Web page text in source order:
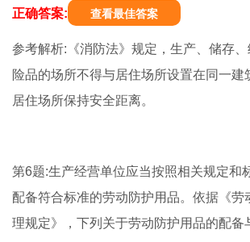
正确答案: 查看最佳答案
参考解析:《消防法》规定，生产、储存
险品的场所不得与居住场所设置在同一建
居住场所保持安全距离。
第6题:生产经营单位应当按照相关规定和
配备符合标准的劳动防护用品。依据《劳
理规定》，下列关于劳动防护用品的配备